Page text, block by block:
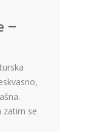
–
zatim se